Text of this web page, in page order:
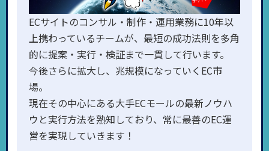
ECサイトのコンサル・制作・運用業務に10年以
上携わっているチームが、最短の成功法則を多角
的に提案・実行・検証まで一貫して行います。
今後さらに拡大し、兆規模になっていくEC市
場。
現在その中心にある大手ECモールの最新ノウハ
ウと実行方法を熟知しており、常に最善のEC運
営を実現していきます！